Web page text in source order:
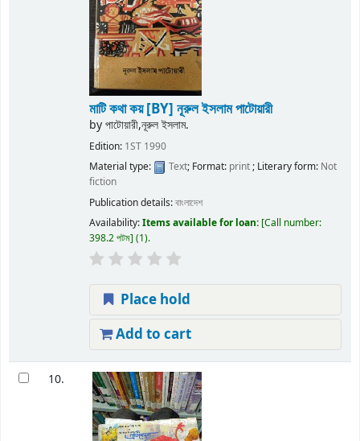
মাটি কথা কয়[BY] নূরুল ইসলাম পাটোয়ারী
byপাটোয়ারী,নূরুল ইসলাম.
Edition: 1ST 1990
Material type:
Text; Format: print; Literary form: Not
fiction
Publication details:বাংলাদেশ
Availability:Items available for loan: Call number:
398.2 পটম (1).
Place hold
Add to cart
10.